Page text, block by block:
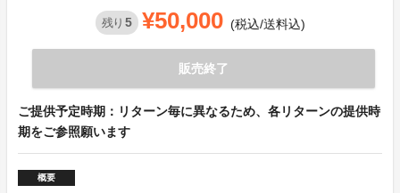
残り 5 ¥50,000 (税込/送料込)
販売終了
ご提供予定時期：リターン毎に異なるため、各リターンの提供時
期をご参照願います
概要